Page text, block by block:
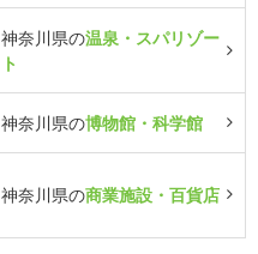
神奈川県の温泉・スパリゾー
ト
神奈川県の博物館・科学館
神奈川県の商業施設・百貨店